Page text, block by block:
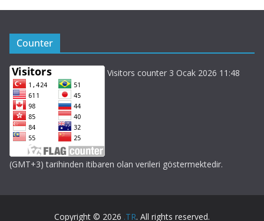
Counter
Visitors counter 3 Ocak 2026 11:48
(GMT+3) tarihinden itibaren olan verileri göstermektedir.
Copyright © 2026 .TR. All rights reserved.